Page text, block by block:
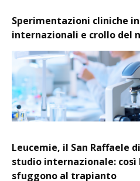
Sperimentazioni cliniche
internazionali e crollo del
Leucemie, il San Raffaele
studio internazionale:
sfuggono al trapianto